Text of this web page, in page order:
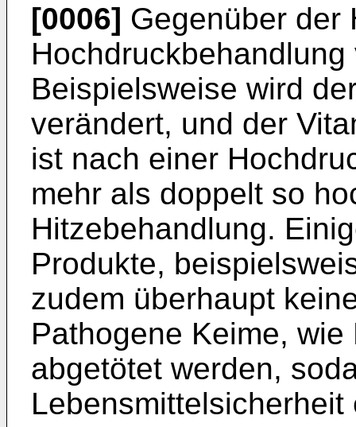
[0006] Gegenüber der
Beispielsweise wird
verändert, und der
ist nach einer
mehr als doppelt so
Hitzebehandlung.
Produkte,
zudem überhaupt
Pathogene Keime,
abgetötet werden,